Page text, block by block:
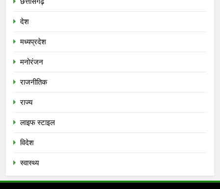
देश
मध्‍यप्रदेश
मनोरंजन
राजनीतिक
राज्य
लाइफ स्टाइल
विदेश
स्‍वास्‍थ्‍य